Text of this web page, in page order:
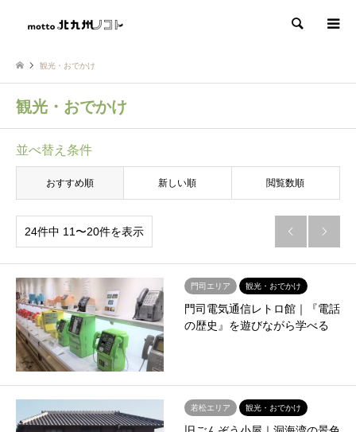
検索
観光・おでかけ
観光・おでかけ
並べ替え条件
おすすめ順 新しい順 閲覧数順
24件中 11〜20件を表示  
門司エリア 観光・おでかけ
門司電気通信レトロ館｜『電話
の歴史』を遊びながら学べる
若松エリア 観光・おでかけ